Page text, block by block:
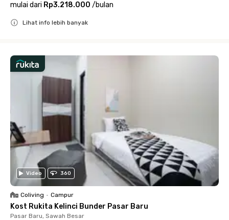
mulai dari Rp3.218.000 /bulan
Lihat info lebih banyak
Video 360
Coliving • Campur
Kost Rukita Kelinci Bunder Pasar Baru
Pasar Baru, Sawah Besar